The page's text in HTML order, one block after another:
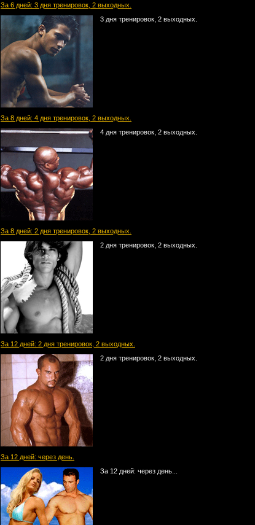
За 6 дней: 3 дня тренировок, 2 выходных.
3 дня тренировок, 2 выходных.
За 8 дней: 4 дня тренировок, 2 выходных.
4 дня тренировок, 2 выходных.
За 8 дней: 2 дня тренировок, 2 выходных.
2 дня тренировок, 2 выходных.
За 12 дней: 2 дня тренировок, 2 выходных.
2 дня тренировок, 2 выходных.
За 12 дней: через день.
За 12 дней: через день...